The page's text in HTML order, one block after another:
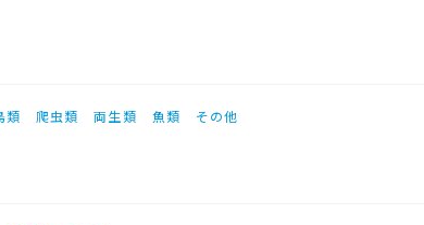
類 爬虫類 両生類 魚類 その他